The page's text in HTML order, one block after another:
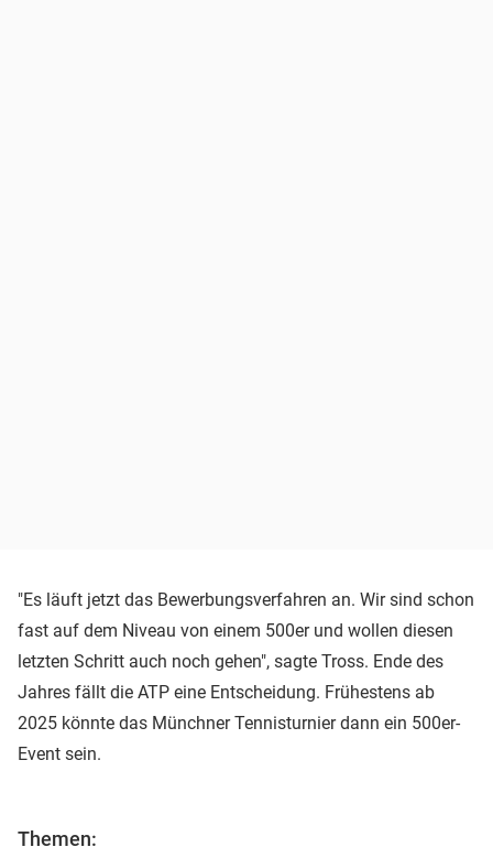
"Es läuft jetzt das Bewerbungsverfahren an. Wir sind schon
fast auf dem Niveau von einem 500er und wollen diesen
letzten Schritt auch noch gehen", sagte Tross. Ende des
Jahres fällt die ATP eine Entscheidung. Frühestens ab
2025 könnte das Münchner Tennisturnier dann ein 500er-
Event sein.
Themen: